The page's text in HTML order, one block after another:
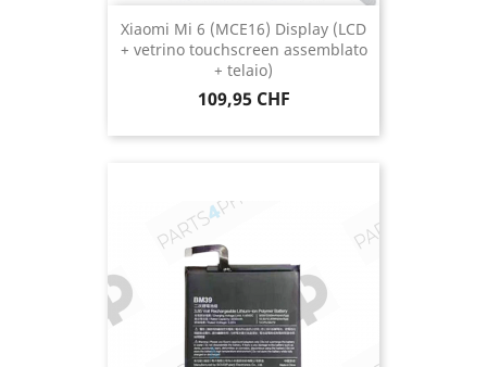
Xiaomi Mi 6 (MCE16) Display (LCD
+ vetrino touchscreen assemblato
+ telaio)
Prezzo
109,95 CHF